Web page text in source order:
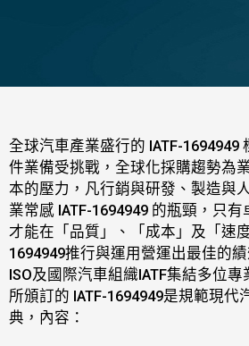
全球汽車產業盛行的 lATF-1694949
件業備受挑戰，全球化採購趨勢為
本的壓力，凡行銷與研發、製造與
業常感 lATF-1694949 的瓶頸，只
才能在「品質」、「成本」及「速
1694949推行與運用營運出最佳的
ISO及國際汽車組織IATF集結多位專
所頒訂的 lATF-1694949是規範現代
典，內容：